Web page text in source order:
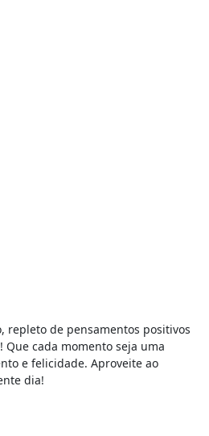
repleto de pensamentos positivos
cada momento seja uma
e felicidade. Aproveite ao
dia!